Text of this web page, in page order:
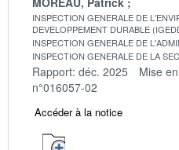
INSPECTION GENERALE DE
DEVELOPPEMENT DURABLE
INSPECTION GENERALE DE
INSPECTION GENERALE DE LA
Rapport: déc. 2025 Mise
n°016057-02
Accéder à la notice